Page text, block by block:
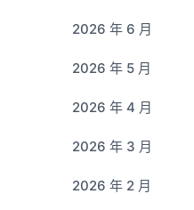
2026 年 6 月
2026 年 5 月
2026 年 4 月
2026 年 3 月
2026 年 2 月